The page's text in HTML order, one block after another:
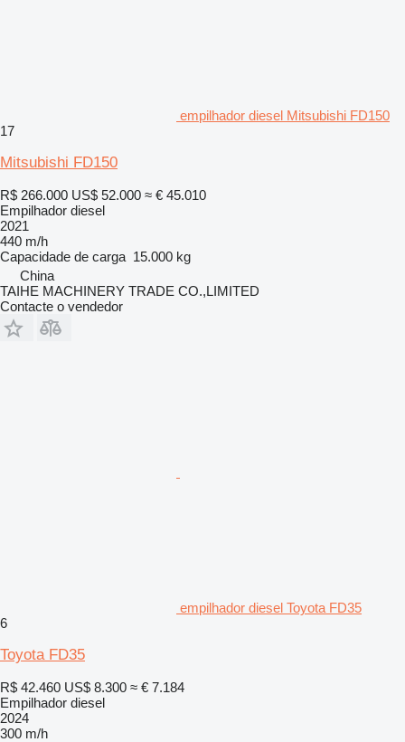
empilhador diesel Mitsubishi FD150
17
Mitsubishi FD150
R$ 266.000 US$ 52.000 ≈ € 45.010
Empilhador diesel
2021
440 m/h
Capacidade de carga 15.000 kg
China
TAIHE MACHINERY TRADE CO.,LIMITED
Contacte o vendedor
empilhador diesel Toyota FD35
6
Toyota FD35
R$ 42.460 US$ 8.300 ≈ € 7.184
Empilhador diesel
2024
300 m/h